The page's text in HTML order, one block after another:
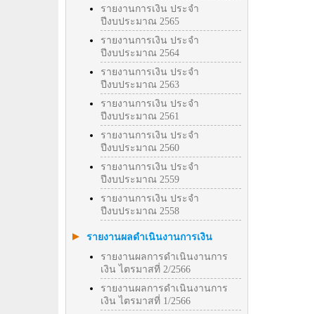
รายงานการเงิน ประจำ
ปีงบประมาณ 2565
รายงานการเงิน ประจำ
ปีงบประมาณ 2564
รายงานการเงิน ประจำ
ปีงบประมาณ 2563
รายงานการเงิน ประจำ
ปีงบประมาณ 2561
รายงานการเงิน ประจำ
ปีงบประมาณ 2560
รายงานการเงิน ประจำ
ปีงบประมาณ 2559
รายงานการเงิน ประจำ
ปีงบประมาณ 2558
รายงานผลดำเนินงานการเงิน
รายงานผลการดำเนินงานการ
เงิน ไตรมาสที่ 2/2566
รายงานผลการดำเนินงานการ
เงิน ไตรมาสที่ 1/2566